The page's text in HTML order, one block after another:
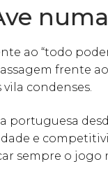
ao “todo
frente
condenses.
portuguesa
e
sempre o jogo